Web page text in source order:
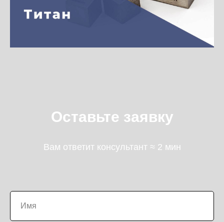
Оставьте заявку
Вам ответит консультант ≈ 2 мин